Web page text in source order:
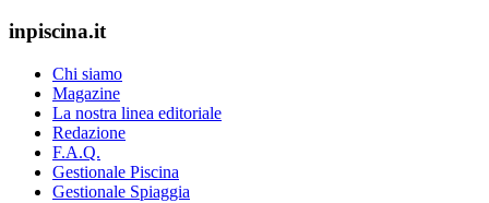
inpiscina.it
Chi siamo
Magazine
La nostra linea editoriale
Redazione
F.A.Q.
Gestionale Piscina
Gestionale Spiaggia